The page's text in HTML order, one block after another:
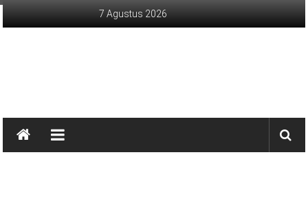
Lompat
7 Agustus 2026
jujur
terpercaya